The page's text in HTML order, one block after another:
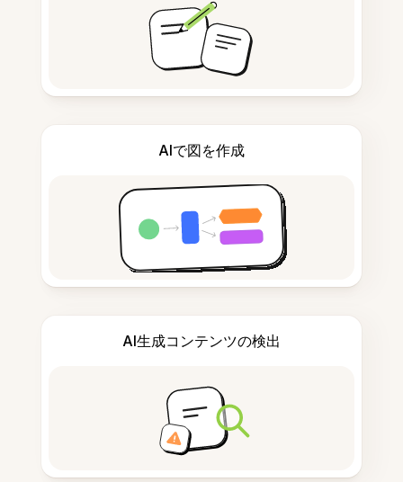
AIで図を作成
AI生成コンテンツの検出